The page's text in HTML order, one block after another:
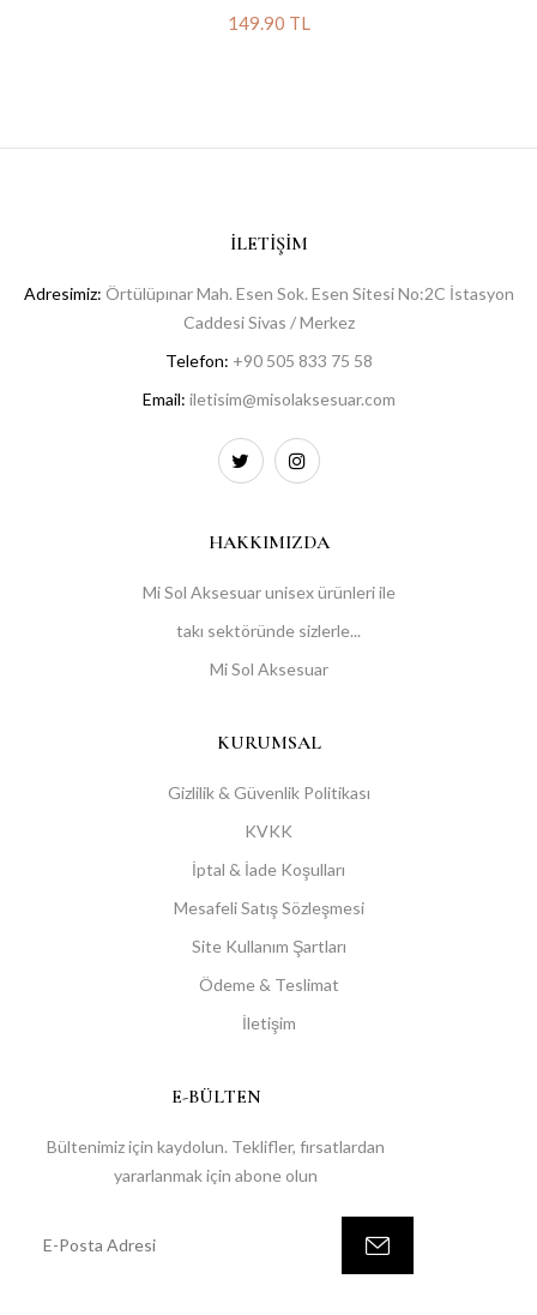
149.90 TL
İLETIŞIM
Adresimiz: Örtülüpınar Mah. Esen Sok. Esen Sitesi No:2C İstasyon
Caddesi Sivas / Merkez
Telefon: +90 505 833 75 58
Email: iletisim@misolaksesuar.com
HAKKIMIZDA
Mi Sol Aksesuar unisex ürünleri ile
takı sektöründe sizlerle...
Mi Sol Aksesuar
KURUMSAL
Gizlilik & Güvenlik Politikası
KVKK
İptal & İade Koşulları
Mesafeli Satış Sözleşmesi
Site Kullanım Şartları
Ödeme & Teslimat
İletişim
E-BÜLTEN
Bültenimiz için kaydolun. Teklifler, fırsatlardan
yararlanmak için abone olun